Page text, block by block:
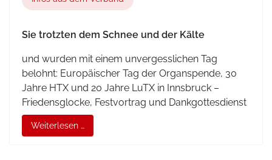
Sie trotzten dem Schnee und der Kälte
und wurden mit einem unvergesslichen Tag
belohnt: Europäischer Tag der Organspende, 30
Jahre HTX und 20 Jahre LuTX in Innsbruck –
Friedensglocke, Festvortrag und Dankgottesdienst
Weiterlesen …